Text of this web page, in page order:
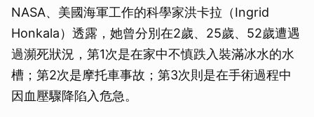
NASA、美國海軍工作的科學家洪卡拉（Ingrid
Honkala）透露，她曾分別在2歲、25歲、52歲遭遇
過瀕死狀況，第1次是在家中不慎跌入裝滿冰水的水
槽；第2次是摩托車事故；第3次則是在手術過程中
因血壓驟降陷入危急。